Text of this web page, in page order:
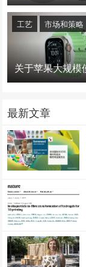
工艺 市场和策略
最新文章